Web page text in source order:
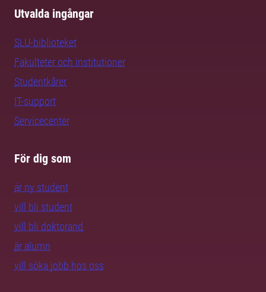
Utvalda ingångar
SLU-biblioteket
Fakulteter och institutioner
Studentkårer
IT-support
Servicecenter
För dig som
är ny student
vill bli student
vill bli doktorand
är alumn
vill söka jobb hos oss